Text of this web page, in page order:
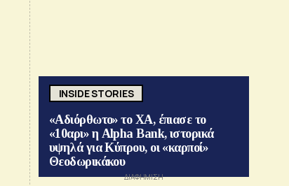
INSIDE STORIES
«Αδιόρθωτο» το ΧΑ, έπιασε το
«10αρι» η Alpha Bank, ιστορικά
υψηλά για Κύπρου, οι «καρποί»
Θεοδωρικάκου